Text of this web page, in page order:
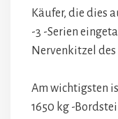
Käufer, die dies
-3 -Serien
Nervenkitzel
Am wichtigsten
1650 kg -